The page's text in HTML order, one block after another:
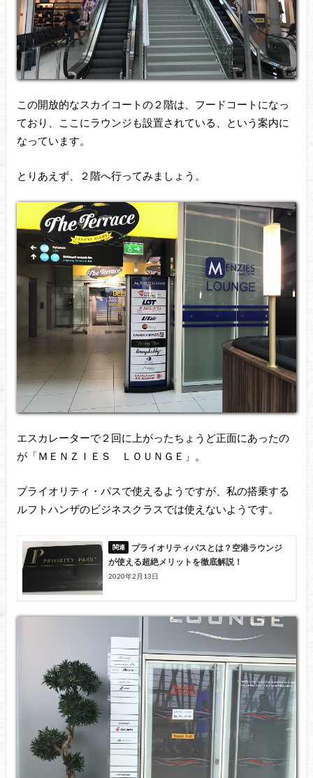
この開放的なスカイコートの２階は、フードコートになっ
ており、ここにラウンジも設置されている、という案内に
なっています。
とりあえず、２階へ行ってみましょう。
エスカレーターで２回に上がったちょうど正面にあったの
が「ＭＥＮＺＩＥＳ ＬＯＵＮＧＥ」。
プライオリティ・パスで使えるようですが、私の搭乗する
ルフトハンザのビジネスクラスでは使えないようです。
プライオリティパスとは？空港ラウンジ
が使える超絶メリットを徹底解説！
2020年2月13日